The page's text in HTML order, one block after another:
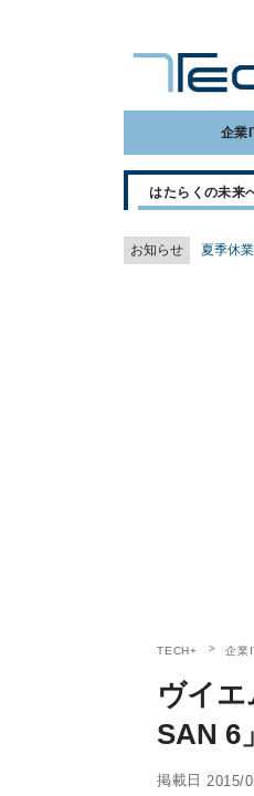
企業
はたらくの未来
お知らせ 夏季休
TECH+ 企業
ヴイ
SAN 6
掲載日 2015/